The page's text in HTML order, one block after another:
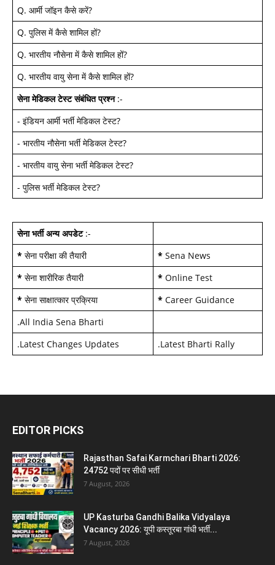
Q. आर्मी जॉइन कैसे करें?
Q. पुलिस में कैसे शामिल हों?
Q. भारतीय नौसेना में कैसे शामिल हों?
Q. भारतीय वायु सेना में कैसे शामिल हों?
सेना मेडिकल टेस्ट संबंधित प्रश्न:-
- इंडियन आर्मी भर्ती मेडिकल टेस्ट?
- भारतीय नौसेना भर्ती मेडिकल टेस्ट?
- भारतीय वायु सेना भर्ती मेडिकल टेस्ट?
- पुलिस भर्ती मेडिकल टेस्ट?
सेना भर्ती अन्य अपडेट:-
* सेना परीक्षा की तैयारी * Sena News
* सेना शारीरिक तैयारी * Online Test
* सेना साक्षात्कार प्रक्रिया * Career Guidance
.All India Sena Bharti
.Latest Changes Updates .Latest Bharti Rally
EDITOR PICKS
Rajasthan Safai Karmchari Bharti 2026:
24752 पदों पर सीधी भर्ती
7 August, 2026
UP Kasturba Gandhi Balika Vidyalaya
Vacancy 2026: यूपी कस्तूरबा गांधी भर्ती...
7 August, 2026